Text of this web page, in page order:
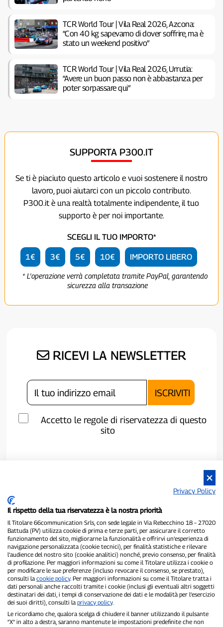
TCR World Tour | Vila Real 2026, Azcona:
“Con 40 kg sapevamo di dover soffrire, ma è
stato un weekend positivo”
TCR World Tour | Vila Real 2026, Urrutia:
“Avere un buon passo non è abbastanza per
poter sorpassare qui”
SUPPORTA P300.IT
Se ti è piaciuto questo articolo e vuoi sostenere il nostro
lavoro, puoi aiutarci con un piccolo contributo.
P300.it è una realtà totalmente indipendente, il tuo
supporto è per noi importante.
SCEGLI IL TUO IMPORTO*
1€ 3€ 5€ 10€ IMPORTO LIBERO
* L'operazione verrà completata tramite PayPal, garantendo
sicurezza alla transazione
RICEVI LA NEWSLETTER
Accetto le regole di riservatezza di questo
sito
P300.it è una Testata Giornalistica indipendente
Registrazione numero 1/2021 del 1/2/2021 - Tribunale di Pavia
Proprietario ed editore:66communication Srls- P.IVA
02798890188
Direttore Responsabile:Alessandro Secchi- Vicedirettore:Federico
Benedusi
Privacy Policy-Cookie Policy
Privacy Policy
Il rispetto della tua riservatezza è la nostra priorità
Il Titolare 66communication Srls, con sede legale in Via Rebecchino 18 – 27020
Battuda (PV) utilizza cookie di prima e terze parti, per assicurare il corretto
funzionamento del sito, migliorarne la funzionalità e offrirvi un’esperienza di
navigazione personalizzata (cookie tecnici), per finalità statistiche e rilevare
l’audience del nostro sito (cookie analitici) nonché, previo consenso, per finalità
di profilazione. Per maggiori informazioni su come il Titolare utilizza i cookie o
per modificare le sue preferenze (incluso revocare il consenso, se prestato),
consulti la cookie policy. Per maggiori informazioni su come il Titolare tratta i
dati personali anche raccolti tramite i cookie (inclusi gli eventuali altri soggetti
destinatari dei dati, i tempi di conservazione dei dati e le modalità per l’esercizio
dei suoi diritti), consulti la privacy policy.
Le ricordiamo che, qualora scelga di chiudere il banner utilizzando il pulsante
“X” in alto a destra, saranno mantenute le impostazioni predefinite che non